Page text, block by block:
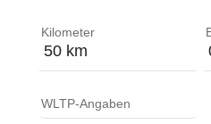
Kilometer
50 km
WLTP-Angaben